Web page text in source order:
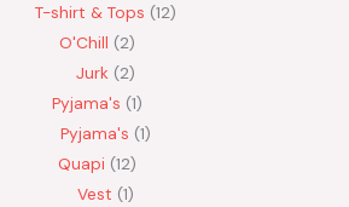
T-shirt & Tops 12
O'Chill 2
Jurk 2
Pyjama's 1
Pyjama's 1
Quapi 12
Vest 1